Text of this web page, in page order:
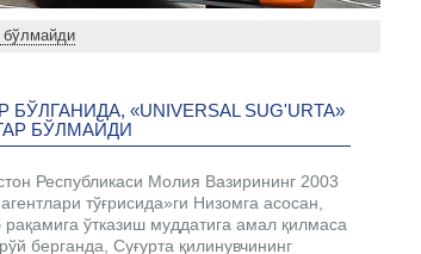
бўлмайди
«UNIVERSAL SUG'URTA»
БЎЛМАЙДИ
Республикаси Молия Вазирининг 2003
тўғрисида»ги Низомга асосан,
рақамига ўтказиш муддатига амал қилмаса
берганда, Суғурта қилинувчининг